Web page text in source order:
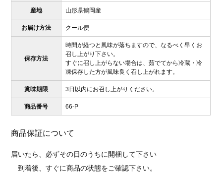
産地 山形県鶴岡産
お届け方法 クール便
保存方法
時間が経つと風味が落ちますので、なるべく早くお
召し上がり下さい。
すぐに召し上がらない場合は、茹でてから冷蔵・冷
凍保存した方が風味良く召し上がれます。
賞味期限 3日以内にお召し上がりください。
商品番号 66-P
商品保証について
届いたら、必ずその日のうちに開梱して下さい
到着後、すぐに商品の状態をご確認下さい。